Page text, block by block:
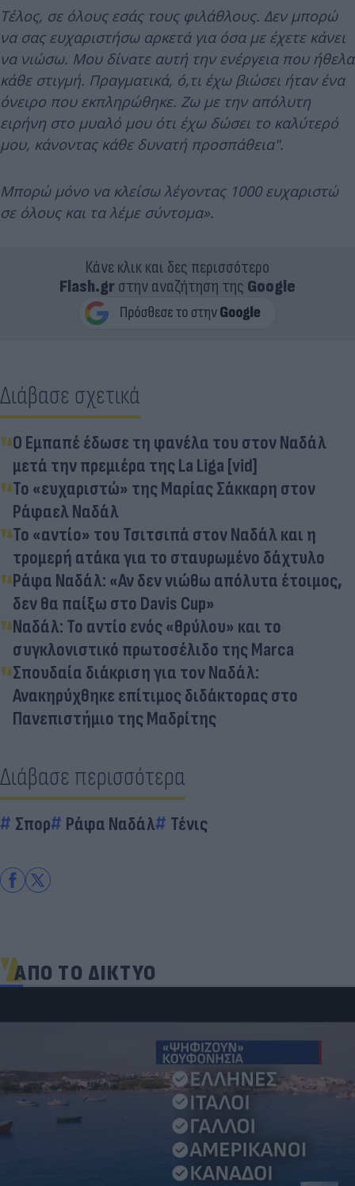
Τέλος, σε όλους εσάς τους φιλάθλους. Δεν μπορώ
να σας ευχαριστήσω αρκετά για όσα με έχετε κάνει
να νιώσω. Μου δίνατε αυτή την ενέργεια που ήθελα
κάθε στιγμή. Πραγματικά, ό,τι έχω βιώσει ήταν ένα
όνειρο που εκπληρώθηκε. Ζω με την απόλυτη
ειρήνη στο μυαλό μου ότι έχω δώσει το καλύτερό
μου, κάνοντας κάθε δυνατή προσπάθεια".
Μπορώ μόνο να κλείσω λέγοντας 1000 ευχαριστώ
σε όλους και τα λέμε σύντομα».
Κάνε κλικ και δες περισσότερο
Flash.grστην αναζήτηση της Google
Διάβασε σχετικά
Ο Εμπαπέ έδωσε τη φανέλα του στον Ναδάλ
μετά την πρεμιέρα της La Liga [vid]
Το «ευχαριστώ» της Μαρίας Σάκκαρη στον
Ράφαελ Ναδάλ
Το «αντίο» του Τσιτσιπά στον Ναδάλ και η
τρομερή ατάκα για το σταυρωμένο δάχτυλο
Ράφα Ναδάλ: «Αν δεν νιώθω απόλυτα έτοιμος,
δεν θα παίξω στο Davis Cup»
Ναδάλ: Το αντίο ενός «θρύλου» και το
συγκλονιστικό πρωτοσέλιδο της Marca
Σπουδαία διάκριση για τον Ναδάλ:
Ανακηρύχθηκε επίτιμος διδάκτορας στο
Πανεπιστήμιο της Μαδρίτης
Διάβασε περισσότερα
Σπορ Ράφα Ναδάλ Τένις
ΑΠΟ ΤΟ ΔΙΚΤΥΟ